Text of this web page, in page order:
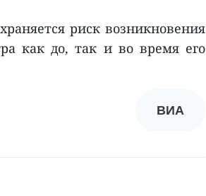
риск возникновения
как до, так и во время его
ВИА